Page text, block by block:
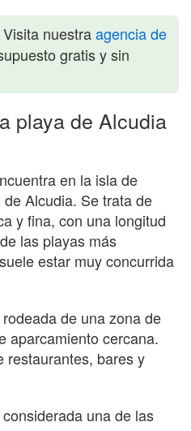
Visita nuestraagencia de
gratis y sin
playa de Alcudia
en la isla de
Alcudia. Se trata de
y fina, con una longitud
las playas más
estar muy concurrida
de una zona de
aparcamiento cercana.
restaurantes, bares y
una de las